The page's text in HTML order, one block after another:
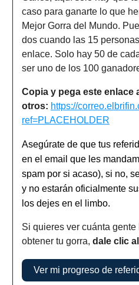
caso para ganarte lo que
Mejor Gorra del Mundo.
dos cuando las 15
enlace. Solo hay 50 de
ser uno de los 100
Copia y pega este enlace
otros: https://
ref=PLACEHOLDER
Asegúrate de que tus
en el email que les
spam por si acaso), si no,
y no estarán oficialmente
los dejes en el limbo.
Si quieres ver cuánta gente
obtener tu gorra, dale clic
Ver mi progreso de